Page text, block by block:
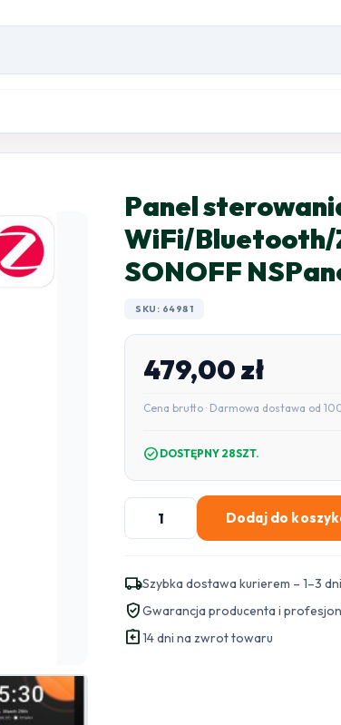
Panel
WiFi/
SONOFF
SKU: 64981
479,00zł
Cena brutto · Darmowa dostawa od
check_circle DOSTĘPNY 28SZT.
ilość
WiFi/Bluetooth/ZigBee
Matter
SONOFF
NSPanel
Dodaj do
local_shippingSzybka dostawa kurierem – 1–3
verified_userGwarancja producenta i
assignment_return14 dni na zwrot towaru